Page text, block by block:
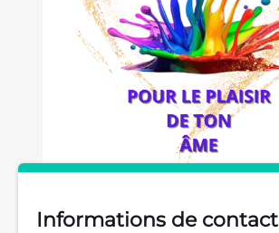
Informations de contact